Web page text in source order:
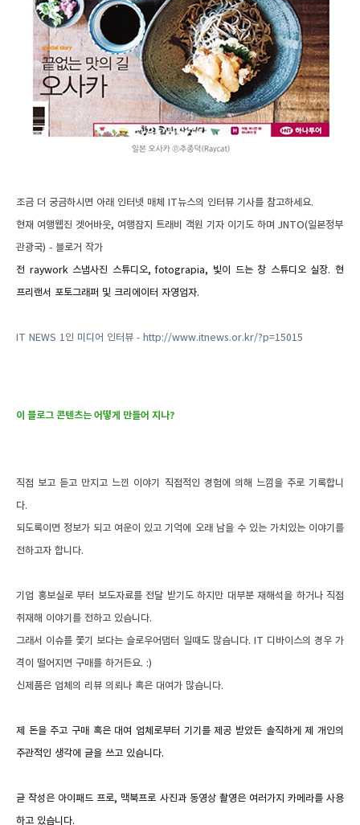
조금 더 궁금하시면 아래 인터넷 매체 IT뉴스의 인터뷰 기사를 참고하세요.
현재 여행웹진 겟어바웃, 여행잡지 트래비 객원 기자 이기도 하며 JNTO(일본정부
관광국) - 블로거 작가
전 raywork 스냅사진 스튜디오, fotograpia, 빛이 드는 창 스튜디오 실장. 현
프리랜서 포토그래퍼 및 크리에이터 자영업자.
IT NEWS 1인 미디어 인터뷰 - http://www.itnews.or.kr/?p=15015
이 블로그 콘텐츠는 어떻게 만들어 지나?
직접 보고 듣고 만지고 느낀 이야기 직접적인 경험에 의해 느낌을 주로 기록합니
다.
되도록이면 정보가 되고 여운이 있고 기억에 오래 남을 수 있는 가치있는 이야기를
전하고자 합니다.
기업 홍보실로 부터 보도자료를 전달 받기도 하지만 대부분 재해석을 하거나 직접
취재해 이야기를 전하고 있습니다.
그래서 이슈를 쫓기 보다는 슬로우어댑터 일때도 많습니다. IT 디바이스의 경우 가
격이 떨어지면 구매를 하거든요. :)
신제품은 업체의 리뷰 의뢰나 혹은 대여가 많습니다.
제 돈을 주고 구매 혹은 대여 업체로부터 기기를 제공 받았든 솔직하게 제 개인의
주관적인 생각에 글을 쓰고 있습니다.
글 작성은 아이패드 프로, 맥북프로 사진과 동영상 촬영은 여러가지 카메라를 사용
하고 있습니다.